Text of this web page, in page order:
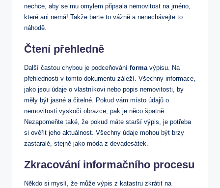
nechce,⁢ aby se mu omylem‌ připsala⁤ nemovitost‍ na jméno,
které ani nemá! Takže berte⁣ to vážně a​ nenechávejte to
náhodě.
Čtení ⁢přehledně
Další častou‌ chybou je⁤ podceňování formavýpisu. ⁣Na
přehlednosti v tomto dokumentu záleží. Všechny⁣ informace,
⁤jako jsou ‌údaje o vlastníkovi nebo popis nemovitosti, by
měly být jasné a​ čitelné. Pokud vám​ místo údajů ⁣o
nemovitosti vyskočí‍ obrazce, pak je něco špatně.
‌Nezapomeňte také, že pokud máte starší výpis, je potřeba
si ověřit jeho aktuálnost. ‍Všechny⁤ údaje ⁣mohou být brzy
zastaralé, stejně jako ​móda z⁣ devadesátek.
Zkracování informačního procesu
Někdo si myslí, že může‌ výpis z katastru zkrátit na⁢